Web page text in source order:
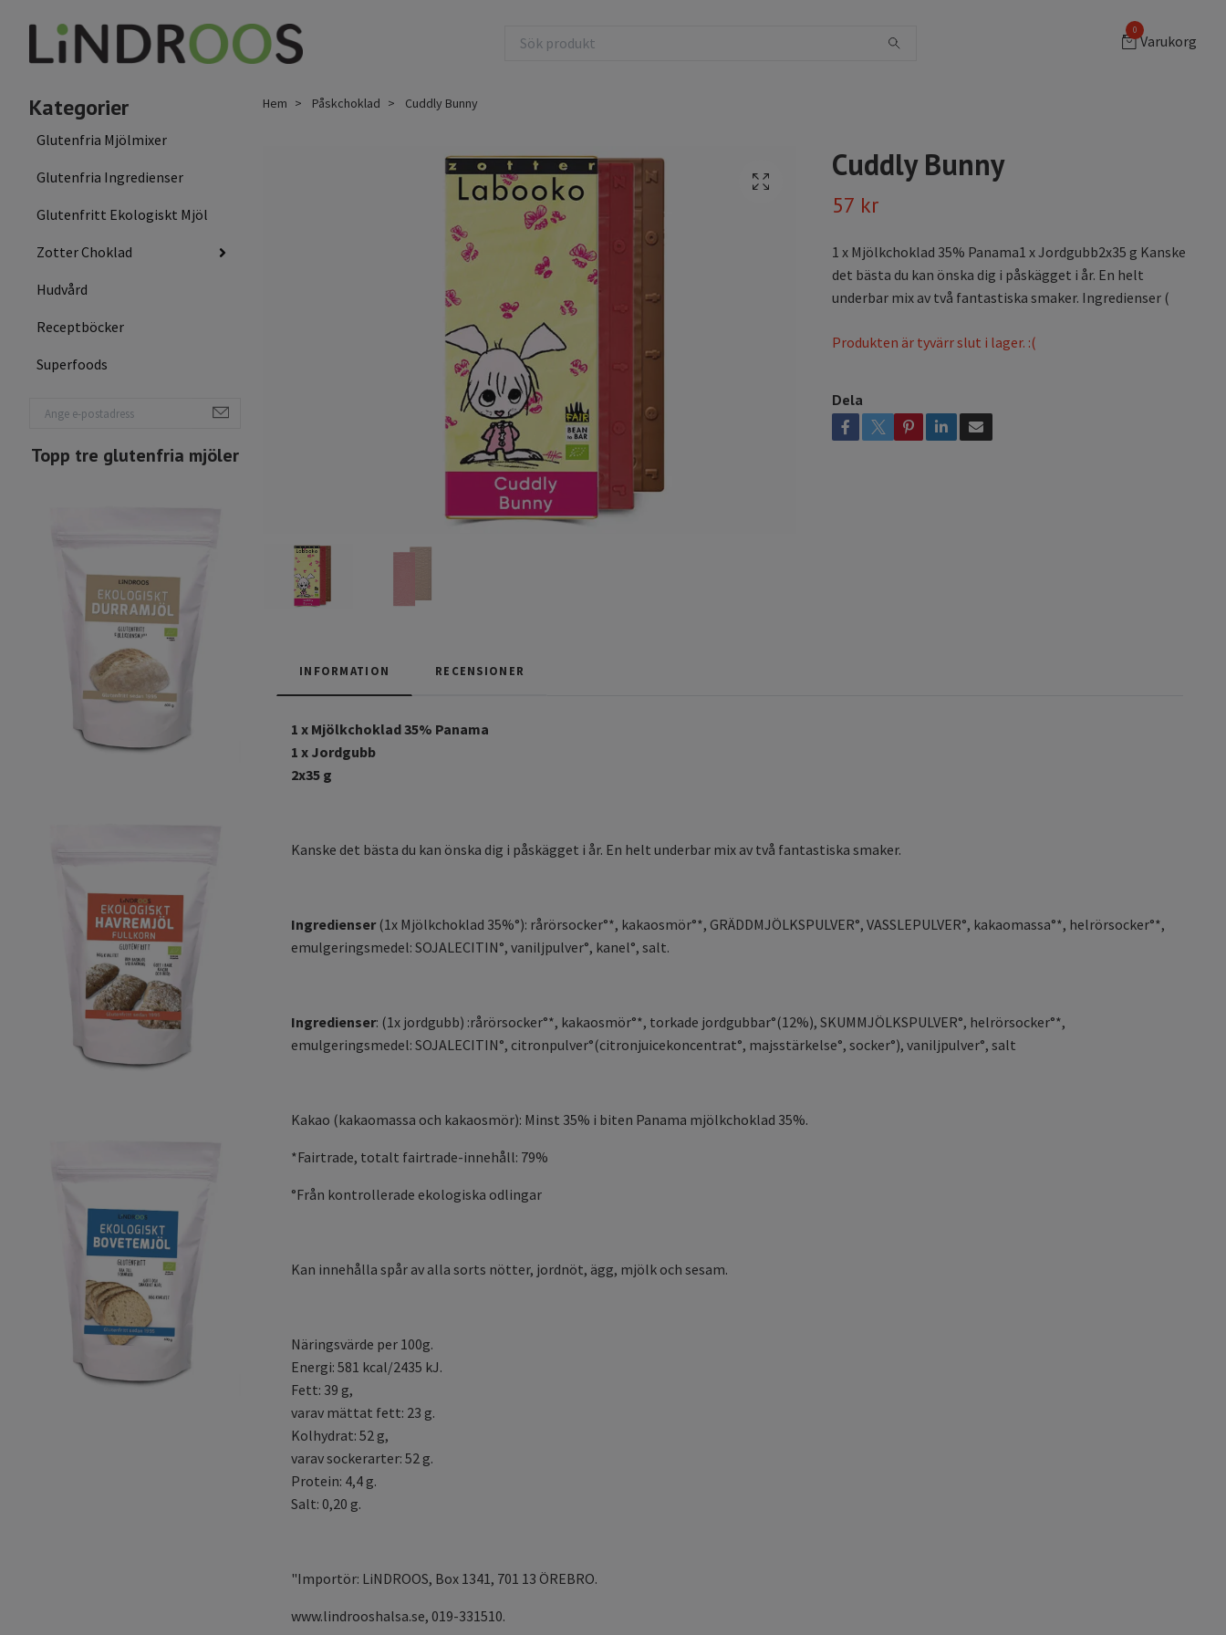
0
Varukorg
Kategorier
Glutenfria Mjölmixer
Glutenfria Ingredienser
Glutenfritt Ekologiskt Mjöl
Zotter Choklad
Hudvård
Receptböcker
Superfoods
Topp tre glutenfria mjöler
Hem Påskchoklad Cuddly Bunny
Cuddly Bunny
57 kr
1 x Mjölkchoklad 35% Panama1 x Jordgubb2x35 g Kanske
det bästa du kan önska dig i påskägget i år. En helt
underbar mix av två fantastiska smaker. Ingredienser (
Produkten är tyvärr slut i lager. :(
Dela
INFORMATION RECENSIONER
1 x Mjölkchoklad 35% Panama
1 x Jordgubb
2x35 g
Kanske det bästa du kan önska dig i påskägget i år. En helt underbar mix av två fantastiska smaker.
Ingredienser(1x Mjölkchoklad 35%°): rårörsocker°*, kakaosmör°*, GRÄDDMJÖLKSPULVER°, VASSLEPULVER°, kakaomassa°*, helrörsocker°*,
emulgeringsmedel: SOJALECITIN°, vaniljpulver°, kanel°, salt.
Ingredienser: (1x jordgubb) :rårörsocker°*, kakaosmör°*, torkade jordgubbar°(12%), SKUMMJÖLKSPULVER°, helrörsocker°*,
emulgeringsmedel: SOJALECITIN°, citronpulver°(citronjuicekoncentrat°, majsstärkelse°, socker°), vaniljpulver°, salt
Kakao (kakaomassa och kakaosmör): Minst 35% i biten Panama mjölkchoklad 35%.
*Fairtrade, totalt fairtrade-innehåll: 79%
°Från kontrollerade ekologiska odlingar
Kan innehålla spår av alla sorts nötter, jordnöt, ägg, mjölk och sesam.
Näringsvärde per 100g.
Energi: 581 kcal/2435 kJ.
Fett: 39 g,
varav mättat fett: 23 g.
Kolhydrat: 52 g,
varav sockerarter: 52 g.
Protein: 4,4 g.
Salt: 0,20 g.
"Importör: LiNDROOS, Box 1341, 701 13 ÖREBRO.
www.lindrooshalsa.se, 019-331510.